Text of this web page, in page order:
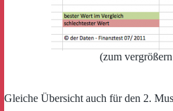
(zum
Gleiche Übersicht auch für den 2.